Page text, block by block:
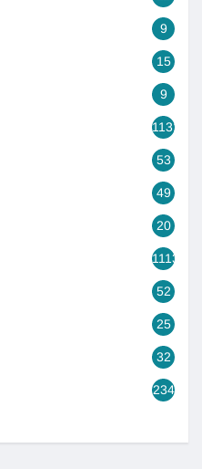
9
15
9
1131
53
49
20
1113
52
25
32
234